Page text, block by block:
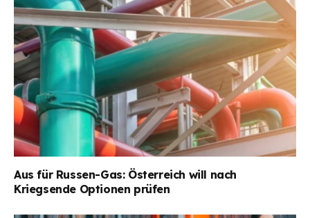
Aus für Russen-Gas: Österreich will nach
Kriegsende Optionen prüfen